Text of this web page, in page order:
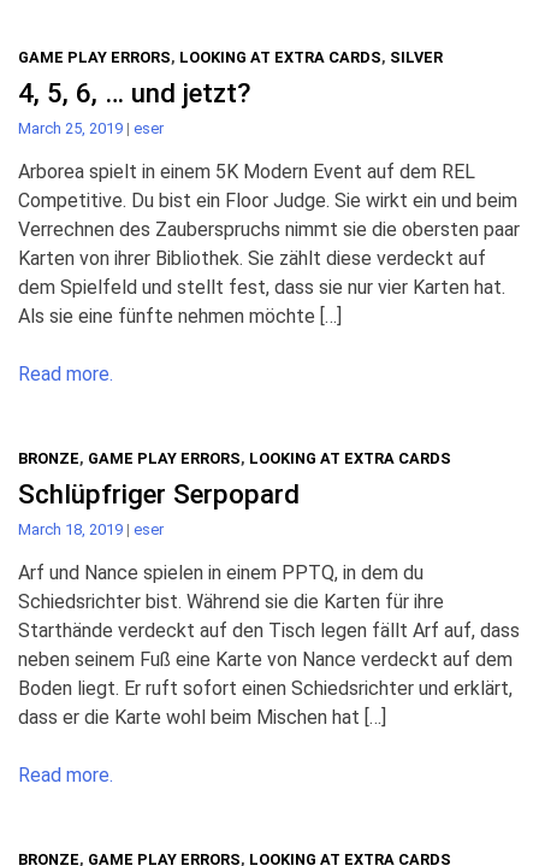
GAME PLAY ERRORS, LOOKING AT EXTRA CARDS, SILVER
4, 5, 6, … und jetzt?
March 25, 2019 | eser
Arborea spielt in einem 5K Modern Event auf dem REL
Competitive. Du bist ein Floor Judge. Sie wirkt ein und beim
Verrechnen des Zauberspruchs nimmt sie die obersten paar
Karten von ihrer Bibliothek. Sie zählt diese verdeckt auf
dem Spielfeld und stellt fest, dass sie nur vier Karten hat.
Als sie eine fünfte nehmen möchte […]
Read more.
BRONZE, GAME PLAY ERRORS, LOOKING AT EXTRA CARDS
Schlüpfriger Serpopard
March 18, 2019 | eser
Arf und Nance spielen in einem PPTQ, in dem du
Schiedsrichter bist. Während sie die Karten für ihre
Starthände verdeckt auf den Tisch legen fällt Arf auf, dass
neben seinem Fuß eine Karte von Nance verdeckt auf dem
Boden liegt. Er ruft sofort einen Schiedsrichter und erklärt,
dass er die Karte wohl beim Mischen hat […]
Read more.
BRONZE, GAME PLAY ERRORS, LOOKING AT EXTRA CARDS